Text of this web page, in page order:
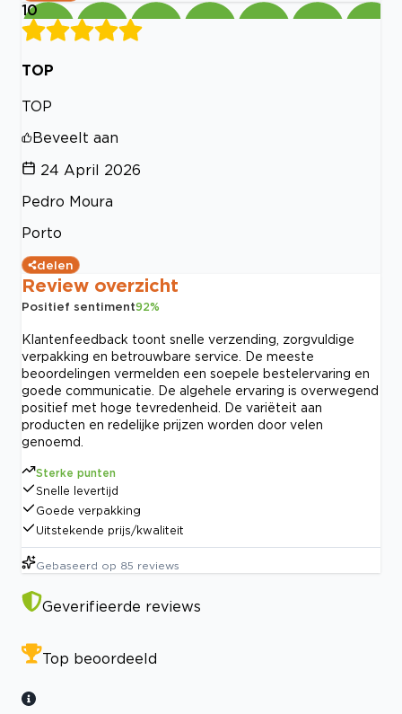
10
TOP
TOP
Beveelt aan
24 April 2026
Pedro Moura
Porto
delen
Review overzicht
Positief sentiment92%
Klantenfeedback toont snelle verzending, zorgvuldige
verpakking en betrouwbare service. De meeste
beoordelingen vermelden een soepele bestelervaring en
goede communicatie. De algehele ervaring is overwegend
positief met hoge tevredenheid. De variëteit aan
producten en redelijke prijzen worden door velen
genoemd.
Sterke punten
Snelle levertijd
Goede verpakking
Uitstekende prijs/kwaliteit
Gebaseerd op 85 reviews
Geverifieerde reviews
Top beoordeeld